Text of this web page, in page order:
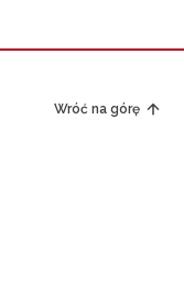
Wróć na górę